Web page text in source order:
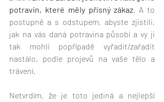
potravin, které měly přísný zákaz. A to
postupně a s odstupem, abyste zjistili,
jak na vás daná potravina působí a vy ji
tak mohli popřípadě vyřadit/zařadit
nastálo, podle projevů na vaše tělo a
trávení.
Netvrdím, že je toto jediná a nejlepší